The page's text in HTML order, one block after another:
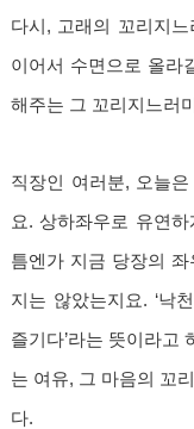
다시, 고래의 꼬리지
이어서 수면으로 올라
해주는 그 꼬리지느러
직장인 여러분, 오늘
요. 상하좌우로 유연
틈엔가 지금 당장의
지는 않았는지요. ‘낙
즐기다’라는 뜻이라고
는 여유, 그 마음의 꼬
다.